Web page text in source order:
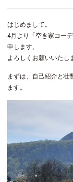
はじめまして。
4月より「空き家コー
申します。
よろしくお願いいたし
まずは、自己紹介と壮
ます。